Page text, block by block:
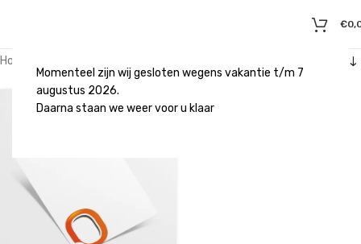
Momenteel zijn wij gesloten wegens vakantie t/m 7
augustus 2026.
Daarna staan we weer voor u klaar
€
Home